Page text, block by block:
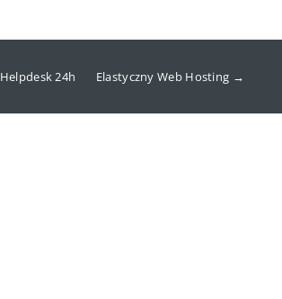
Helpdesk 24h Elastyczny Web Hosting →